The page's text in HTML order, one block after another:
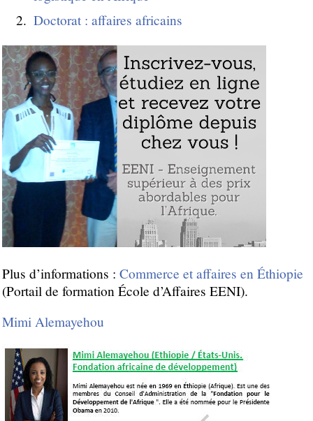
Doctorat : affaires africains
Plus d’informations : Commerce et affaires en Éthiopie
(Portail de formation École d’Affaires EENI).
Mimi Alemayehou